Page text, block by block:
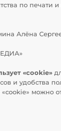
по печати
Алёна
«cookie»
и удобства
можно